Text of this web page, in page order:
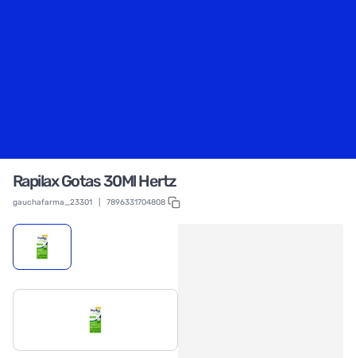
Rapilax Gotas 30Ml Hertz
gauchafarma_23301 7896331704808